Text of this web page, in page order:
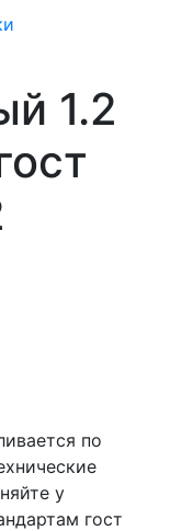
1.2
по
у
гост